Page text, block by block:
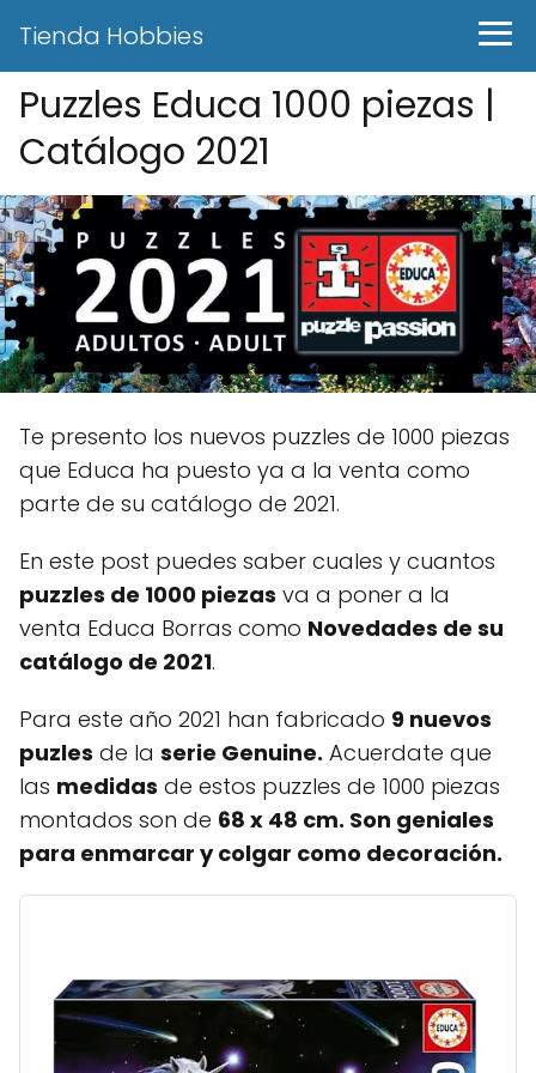
Tienda Hobbies
Puzzles Educa 1000 piezas |
Catálogo 2021
Te presento los nuevos puzzles de 1000 piezas
que Educa ha puesto ya a la venta como
parte de su catálogo de 2021.
En este post puedes saber cuales y cuantos
puzzles de 1000 piezas va a poner a la
venta Educa Borras como Novedades de su
catálogo de 2021.
Para este año 2021 han fabricado 9 nuevos
puzles de la serie Genuine. Acuerdate que
las medidas de estos puzzles de 1000 piezas
montados son de 68 x 48 cm. Son geniales
para enmarcar y colgar como decoración.